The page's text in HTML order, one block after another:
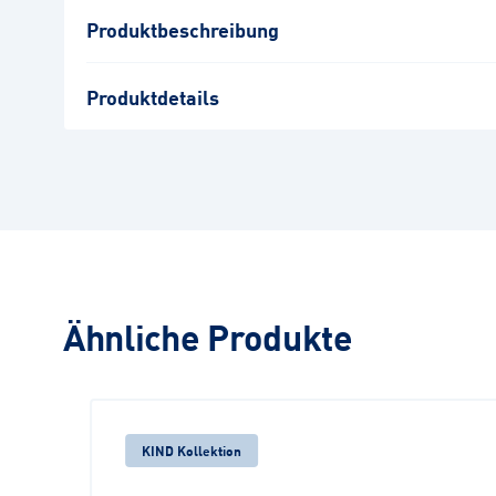
Produktbeschreibung
Produktdetails
Ähnliche Produkte
KIND Kollektion